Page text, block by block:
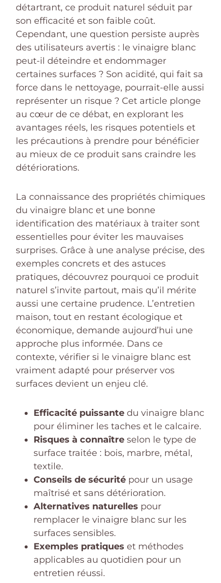
détartrant, ce produit naturel séduit par
son efficacité et son faible coût.
Cependant, une question persiste auprès
des utilisateurs avertis : le vinaigre blanc
peut-il déteindre et endommager
certaines surfaces ? Son acidité, qui fait sa
force dans le nettoyage, pourrait-elle aussi
représenter un risque ? Cet article plonge
au cœur de ce débat, en explorant les
avantages réels, les risques potentiels et
les précautions à prendre pour bénéficier
au mieux de ce produit sans craindre les
détériorations.
La connaissance des propriétés chimiques
du vinaigre blanc et une bonne
identification des matériaux à traiter sont
essentielles pour éviter les mauvaises
surprises. Grâce à une analyse précise, des
exemples concrets et des astuces
pratiques, découvrez pourquoi ce produit
naturel s’invite partout, mais qu’il mérite
aussi une certaine prudence. L’entretien
maison, tout en restant écologique et
économique, demande aujourd’hui une
approche plus informée. Dans ce
contexte, vérifier si le vinaigre blanc est
vraiment adapté pour préserver vos
surfaces devient un enjeu clé.
Efficacité puissante du vinaigre blanc
pour éliminer les taches et le calcaire.
Risques à connaître selon le type de
surface traitée : bois, marbre, métal,
textile.
Conseils de sécurité pour un usage
maîtrisé et sans détérioration.
Alternatives naturelles pour
remplacer le vinaigre blanc sur les
surfaces sensibles.
Exemples pratiques et méthodes
applicables au quotidien pour un
entretien réussi.